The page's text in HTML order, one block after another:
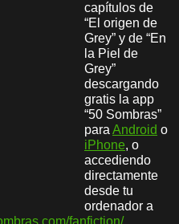
capítulos de
“El origen de
Grey” y de “En
la Piel de
Grey”
descargando
gratis la app
“50 Sombras”
para Android o
iPhone, o
accediendo
directamente
desde tu
ordenador a
fanfiction/